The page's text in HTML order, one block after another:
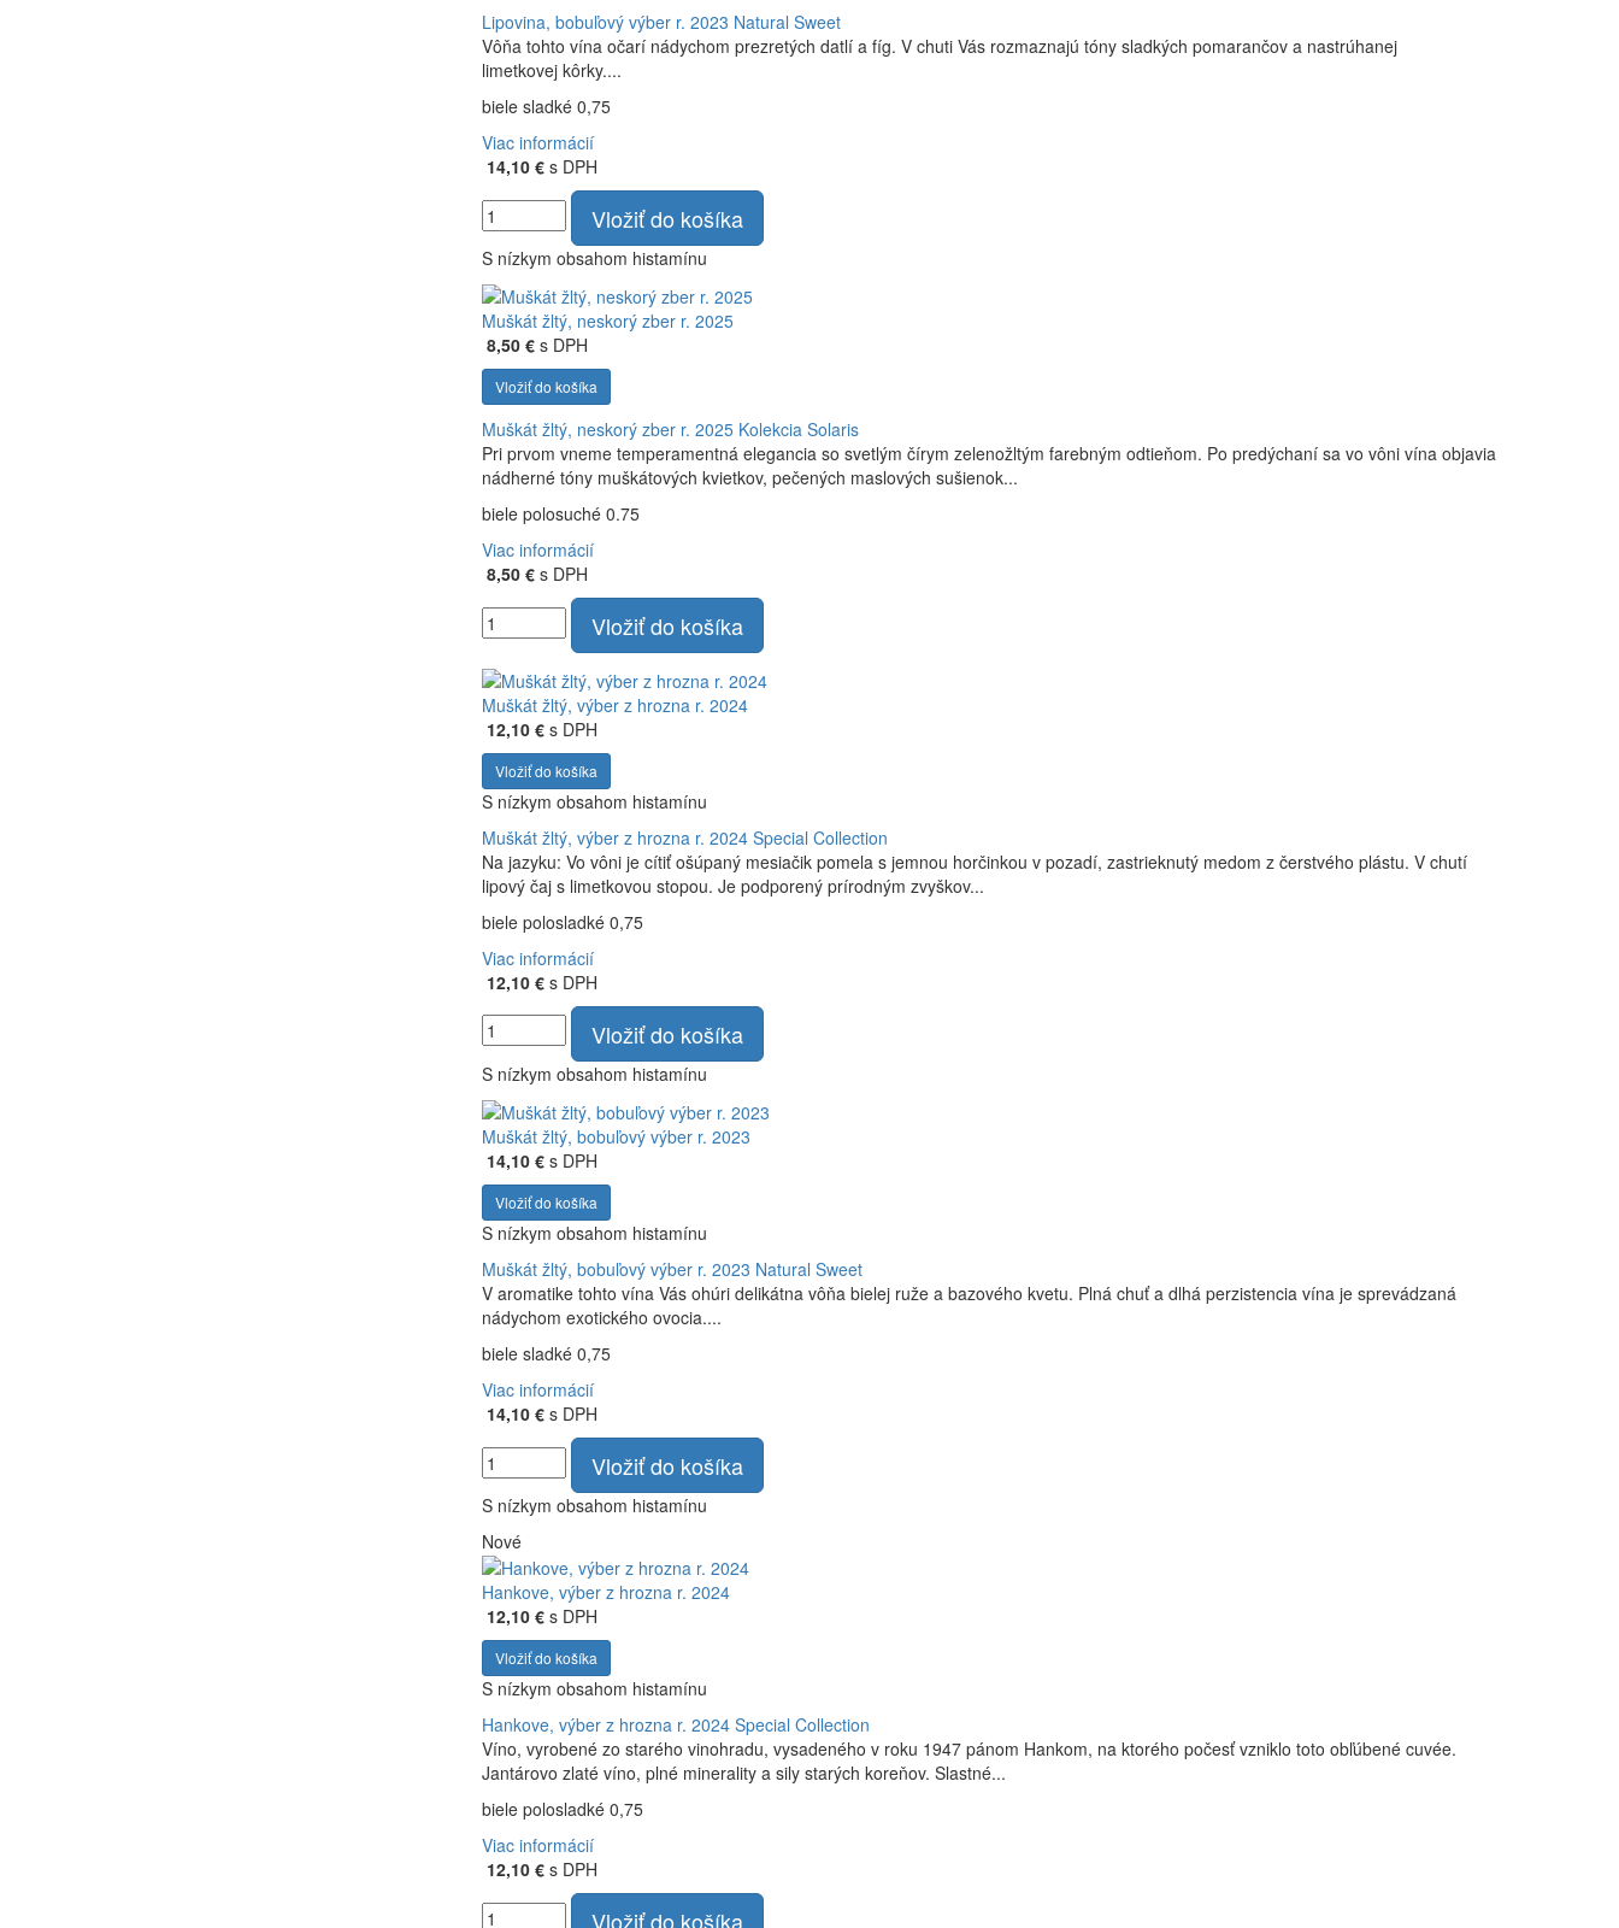
Lipovina, bobuľový výber r. 2023 Natural Sweet
Vôňa tohto vína očarí nádychom prezretých datlí a fíg. V chuti Vás rozmaznajú tóny sladkých pomarančov a nastrúhanej
limetkovej kôrky....
biele sladké 0,75
Viac informácií
14,10 €s DPH
Vložiť do košíka
S nízkym obsahom histamínu
Muškát žltý, neskorý zber r. 2025
8,50 €s DPH
Vložiť do košíka
Muškát žltý, neskorý zber r. 2025 Kolekcia Solaris
Pri prvom vneme temperamentná elegancia so svetlým čírym zelenožltým farebným odtieňom. Po predýchaní sa vo vôni vína objavia
nádherné tóny muškátových kvietkov, pečených maslových sušienok...
biele polosuché 0.75
Viac informácií
8,50 €s DPH
Vložiť do košíka
Muškát žltý, výber z hrozna r. 2024
12,10 €s DPH
Vložiť do košíka
S nízkym obsahom histamínu
Muškát žltý, výber z hrozna r. 2024 Special Collection
Na jazyku: Vo vôni je cítiť ošúpaný mesiačik pomela s jemnou horčinkou v pozadí, zastrieknutý medom z čerstvého plástu. V chutí
lipový čaj s limetkovou stopou. Je podporený prírodným zvyškov...
biele polosladké 0,75
Viac informácií
12,10 €s DPH
Vložiť do košíka
S nízkym obsahom histamínu
Muškát žltý, bobuľový výber r. 2023
14,10 €s DPH
Vložiť do košíka
S nízkym obsahom histamínu
Muškát žltý, bobuľový výber r. 2023 Natural Sweet
V aromatike tohto vína Vás ohúri delikátna vôňa bielej ruže a bazového kvetu. Plná chuť a dlhá perzistencia vína je sprevádzaná
nádychom exotického ovocia....
biele sladké 0,75
Viac informácií
14,10 €s DPH
Vložiť do košíka
S nízkym obsahom histamínu
Nové
Hankove, výber z hrozna r. 2024
12,10 €s DPH
Vložiť do košíka
S nízkym obsahom histamínu
Hankove, výber z hrozna r. 2024 Special Collection
Víno, vyrobené zo starého vinohradu, vysadeného v roku 1947 pánom Hankom, na ktorého počesť vzniklo toto obľúbené cuvée.
Jantárovo zlaté víno, plné minerality a sily starých koreňov. Slastné...
biele polosladké 0,75
Viac informácií
12,10 €s DPH
Vložiť do košíka